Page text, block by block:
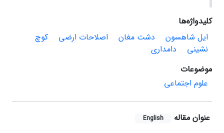
کلیدواژه‌ها
ایل شاهسون
دشت مغان اصلاحات ارضی
کوچ
نشینی
دامداری
موضوعات
علوم اجتماعی
عنوان مقاله English